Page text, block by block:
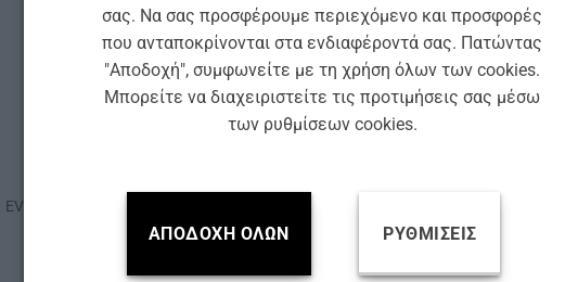
σας. Να σας προσφέρουμε περιεχόμενο και προσφορές
που ανταποκρίνονται στα ενδιαφέροντά σας. Πατώντας
"Αποδοχή", συμφωνείτε με τη χρήση όλων των cookies.
Μπορείτε να διαχειριστείτε τις προτιμήσεις σας μέσω
των ρυθμίσεων cookies.
ΑΠΟΔΟΧΉ ΌΛΩΝ ΡΥΘΜΊΣΕΙΣ
EV30-5 ΚΕΡΙ ΓΙΑ EXTRA ΓΥΑΛΙΣΜΑ FLOWEY